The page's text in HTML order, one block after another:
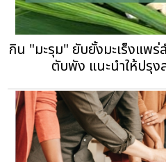
กิน "มะรุม" ยับยั้งมะเร็งแพร่
ตับพัง แนะนำให้ปรุ